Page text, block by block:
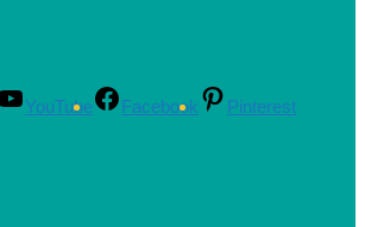
YouTube Facebook
Pinterest